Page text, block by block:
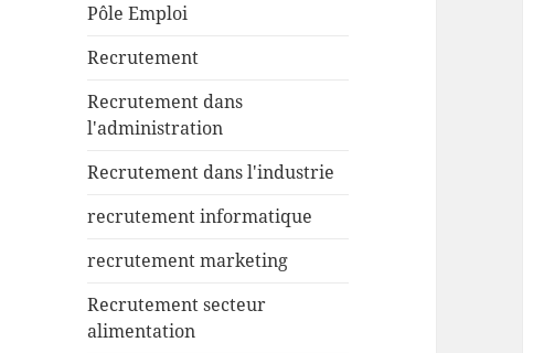
Pôle Emploi
Recrutement
Recrutement dans
l'administration
Recrutement dans l'industrie
recrutement informatique
recrutement marketing
Recrutement secteur
alimentation